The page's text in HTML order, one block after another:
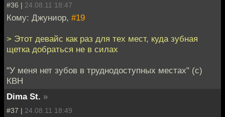
#36 | 24.08.11 18:47
Кому: Джуниор, #19
> Этот девайс как раз для тех мест, куда зубная
щетка добраться не в силах
"У меня нет зубов в труднодоступных местах" (с)
КВН
Dima St. »
#37 | 24.08.11 18:49